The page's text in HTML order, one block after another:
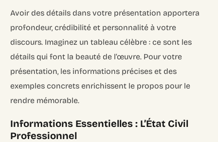
Avoir des détails dans votre présentation apportera
profondeur, crédibilité et personnalité à votre
discours. Imaginez un tableau célèbre : ce sont les
détails qui font la beauté de l’œuvre. Pour votre
présentation, les informations précises et des
exemples concrets enrichissent le propos pour le
rendre mémorable.
Informations Essentielles : L’État Civil
Professionnel